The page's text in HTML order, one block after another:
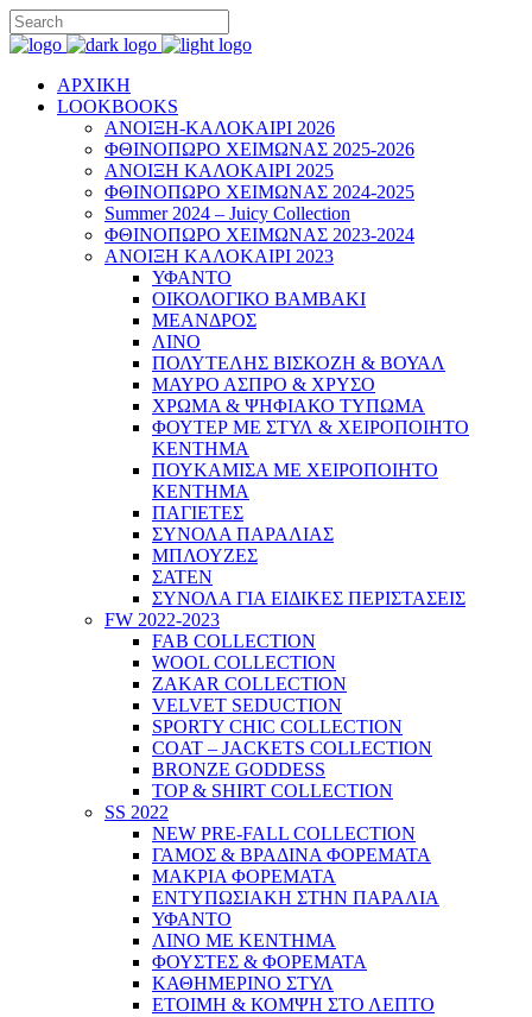
ΑΡΧΙΚΗ
LOOKBOOKS
ΑΝΟΙΞΗ-ΚΑΛΟΚΑΙΡΙ 2026
ΦΘΙΝΟΠΩΡΟ ΧΕΙΜΩΝΑΣ 2025-2026
ΑΝΟΙΞΗ ΚΑΛΟΚΑΙΡΙ 2025
ΦΘΙΝΟΠΩΡΟ ΧΕΙΜΩΝΑΣ 2024-2025
Summer 2024 – Juicy Collection
ΦΘΙΝΟΠΩΡΟ ΧΕΙΜΩΝΑΣ 2023-2024
ΑΝΟΙΞΗ ΚΑΛΟΚΑΙΡΙ 2023
ΥΦΑΝΤΟ
ΟΙΚΟΛΟΓΙΚΟ ΒΑΜΒΑΚΙ
ΜΕΑΝΔΡΟΣ
ΛΙΝΟ
ΠΟΛΥΤΕΛΗΣ ΒΙΣΚΟΖΗ & ΒΟΥΑΛ
ΜΑΥΡΟ ΑΣΠΡΟ & ΧΡΥΣΟ
ΧΡΩΜΑ & ΨΗΦΙΑΚΟ ΤΥΠΩΜΑ
ΦΟΥΤΕΡ ΜΕ ΣΤΥΛ & ΧΕΙΡΟΠΟΙΗΤΟ
ΚΕΝΤΗΜΑ
ΠΟΥΚΑΜΙΣΑ ΜΕ ΧΕΙΡΟΠΟΙΗΤΟ
ΚΕΝΤΗΜΑ
ΠΑΓΙΕΤΕΣ
ΣΥΝΟΛΑ ΠΑΡΑΛΙΑΣ
ΜΠΛΟΥΖΕΣ
ΣΑΤΕΝ
ΣΥΝΟΛΑ ΓΙΑ ΕΙΔΙΚΕΣ ΠΕΡΙΣΤΑΣΕΙΣ
FW 2022-2023
FAB COLLECTION
WOOL COLLECTION
ZAKAR COLLECTION
VELVET SEDUCTION
SPORTY CHIC COLLECTION
COAT – JACKETS COLLECTION
BRONZE GODDESS
TOP & SHIRT COLLECTION
SS 2022
NEW PRE-FALL COLLECTION
ΓΑΜΟΣ & ΒΡΑΔΙΝΑ ΦΟΡΕΜΑΤΑ
ΜΑΚΡΙΑ ΦΟΡΕΜΑΤΑ
ΕΝΤΥΠΩΣΙΑΚΗ ΣΤΗΝ ΠΑΡΑΛΙΑ
ΥΦΑΝΤΟ
ΛΙΝΟ ΜΕ ΚΕΝΤΗΜΑ
ΦΟΥΣΤΕΣ & ΦΟΡΕΜΑΤΑ
ΚΑΘΗΜΕΡΙΝΟ ΣΤΥΛ
ΕΤΟΙΜΗ & ΚΟΜΨΗ ΣΤΟ ΛΕΠΤΟ